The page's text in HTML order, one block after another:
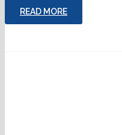
READ MORE